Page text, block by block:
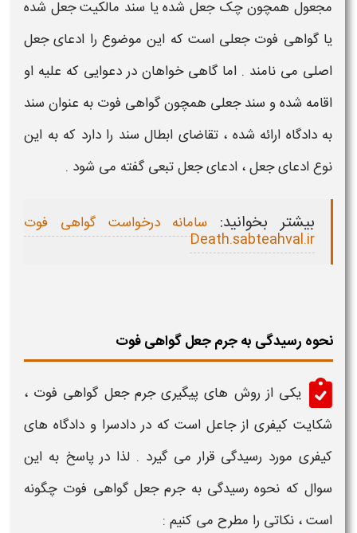
مجعول همچون چکجعل شده یا سند مالکیتجعل شده
یاگواهی فوت جعلیاست که این موضوع را ادعایجعل
اصلی می نامند . اما گاهی خواهان در دعوایی که علیه او
اقامه شده و سندجعلی همچونگواهی فوت به عنوان سند
به دادگاه ارائه شده ، تقاضای ابطال سند را دارد که به این
نوع ادعایجعل، ادعایجعلتبعی گفته می شود .
بیشتر بخوانید: سامانه درخواست گواهی فوت
Death.sabteahval.ir
نحوه رسیدگی به جرم جعل گواهی فوت
یکی از روش های پیگیری جرم جعل گواهی فوت ،
شکایت کیفری ازجاعل است که در دادسرا و دادگاه های
کیفری مورد رسیدگی قرار می گیرد . لذا در پاسخ به این
سوال که نحوه رسیدگی به جرم جعل گواهی فوت چگونه
است، نکاتی را مطرح می کنیم :